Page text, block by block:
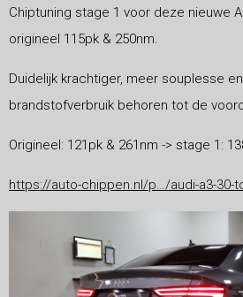
Chiptuning stage 1 voor deze nieuwe
origineel 115pk & 250nm.
Duidelijk krachtiger, meer souplesse
brandstofverbruik behoren tot de
Origineel: 121pk & 261nm -> stage 1:
https://auto-chippen.nl/p…/audi-a3-30-